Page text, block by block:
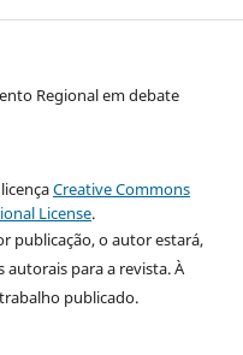
Regional em debate
Creative Commons
License.
publicação, o autor estará,
para a revista. À
publicado.